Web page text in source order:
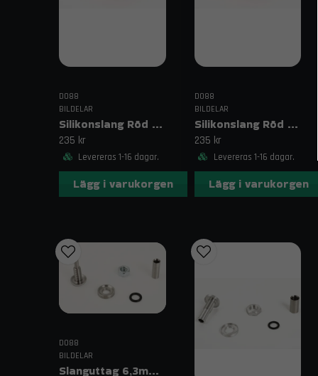
DO88
BILDELAR
Silikonslang Röd 2,75–3,125" (70–80mm)
235 kr
Levereras 1-16 dagar.
Lägg i varukorgen
DO88
BILDELAR
Silikonslang Röd 2,75–3" (70–76mm)
235 kr
Levereras 1-16 dagar.
Lägg i varukorgen
DO88
BILDELAR
Slanguttag 6,3mm (1/4")